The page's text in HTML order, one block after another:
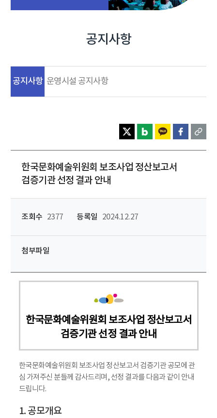
공지사항
공지사항 운영시설 공지사항
한국문화예술위원회 보조사업 정산보고서
검증기관 선정 결과 안내
조회수 2377 등록일 2024.12.27
첨부파일
한국문화예술위원회 보조사업 정산보고서
검증기관 선정 결과 안내
한국문화예술위원회 보조사업 정산보고서 검증기관 공모에 관
심 가져주신 분들께 감사드리며, 선정 결과를 다음과 같이 안내
드립니다.
1. 공모개요